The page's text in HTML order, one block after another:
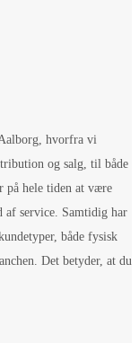
hvorfra vi
og salg, til både
på hele tiden at være
af service. Samtidig har
både fysisk
Det betyder, at du